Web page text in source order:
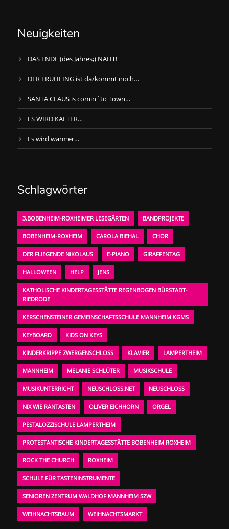
Neuigkeiten
DAS ENDE (des Jahres;) NAHT!
DER FRÜHLING ist da/kommt noch…
SANTA CLAUS is comin´to Town…
ES WIRD KÄLTER…
Es wird wärmer…
Schlagwörter
3.BOBENHEIM-ROXHEIMER LESEGÄRTEN BANDPROJEKTE
BOBENHEIM-ROXHEIM CAROLA BIEHAL CHOR
DER FLIEGENDE NIKOLAUS E-PIANO GIRAFFENTAG
HALLOWEEN HELP JENS
KATHOLISCHE KINDERTAGESSTÄTTE REGENBOGEN BÜRSTADT-
RIEDRODE
KERSCHENSTEINER GEMEINSCHAFTSSCHULE MANNHEIM KGMS
KEYBOARD KIDS ON KEYS
KINDERKRIPPE ZWERGENSCHLOSS KLAVIER LAMPERTHEIM
MANNHEIM MELANIE SCHLÜTER MUSIKSCHULE
MUSIKUNTERRICHT NEUSCHLOSS.NET NEUSCHLOSS
NIX WIE RANTASTEN OLIVER EICHHORN ORGEL
PESTALOZZISCHULE LAMPERTHEIM
PROTESTANTISCHE KINDERTAGESSTÄTTE BOBENHEIM ROXHEIM
ROCK THE CHURCH ROXHEIM
SCHULE FÜR TASTENINSTRUMENTE
SENIOREN ZENTRUM WALDHOF MANNHEIM SZW
WEIHNACHTSBAUM WEIHNACHTSMARKT